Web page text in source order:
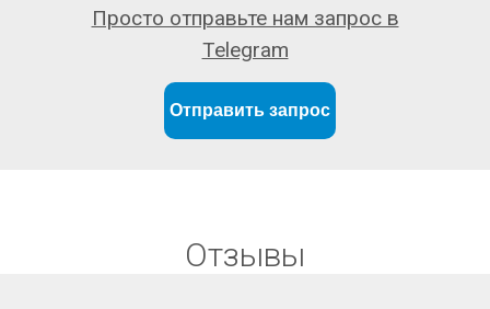
Отправить запрос
Просто отправьте нам запрос в
Telegram
Отзывы